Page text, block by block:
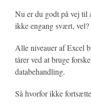
Nu er du godt på vej til
ikke engang svært, vel?
Alle niveauer af Excel
tårer ved at bruge
databehandling.
Så hvorfor ikke